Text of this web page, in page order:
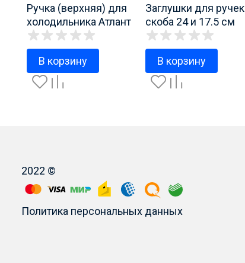
Ручка (верхняя) для
холодильника Атлант
арт. 331603304500
В корзину
Заглушки для ручек
скоба 24 и 17.5 см
280413100400
В корзину
2022 ©
Политика персональных данных